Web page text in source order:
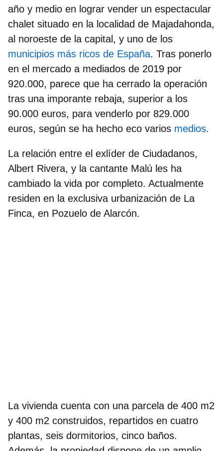
año y medio en lograr vender un espectacular
chalet situado en la localidad de Majadahonda,
al noroeste de la capital, y uno de los
municipios más ricos de España. Tras ponerlo
en el mercado a mediados de 2019 por
920.000, parece que ha cerrado la operación
tras una imporante rebaja, superior a los
90.000 euros, para venderlo por 829.000
euros, según se ha hecho eco varios medios.
La relación entre el exlíder de Ciudadanos,
Albert Rivera, y la cantante Malú les ha
cambiado la vida por completo. Actualmente
residen en la exclusiva urbanización de La
Finca, en Pozuelo de Alarcón.
La vivienda cuenta con una parcela de 400 m2
y 400 m2 construidos, repartidos en cuatro
plantas, seis dormitorios, cinco baños.